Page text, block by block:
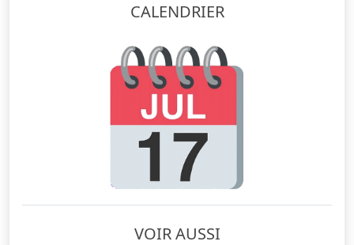
CALENDRIER
VOIR AUSSI